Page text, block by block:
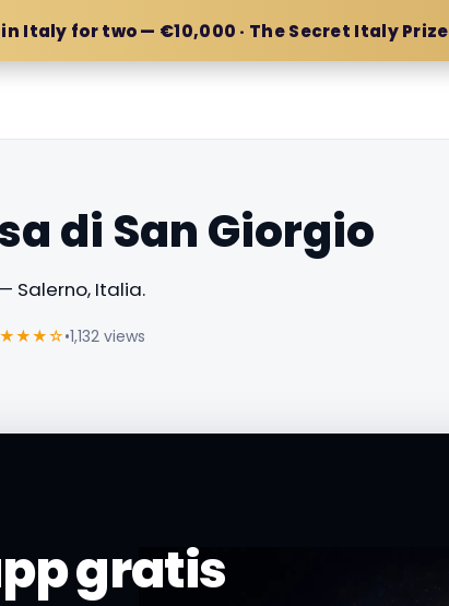
Italy for two — €10,000 · The Secret Italy Prize
di San Giorgio
— Salerno, Italia.
•1,132 views
gratis